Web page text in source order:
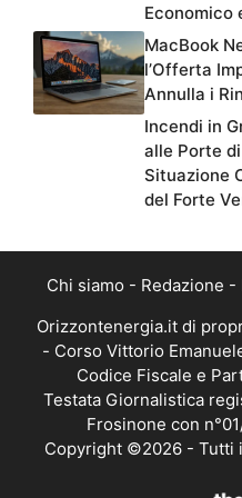
Economico
MacBook
l’Offerta
Annulla i
Incendi in
alle Porte
Situazione
del Forte
Chi siamo - Redazione -
Orizzontenergia.it di
- Corso Vittorio
Codice Fiscale e
Testata Giornalistica
Frosinone con
Copyright ©2026 - Tutti